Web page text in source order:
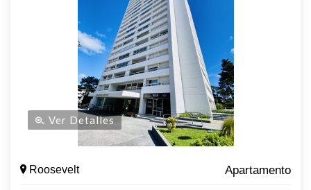
Ver Detalles
Roosevelt Apartamento